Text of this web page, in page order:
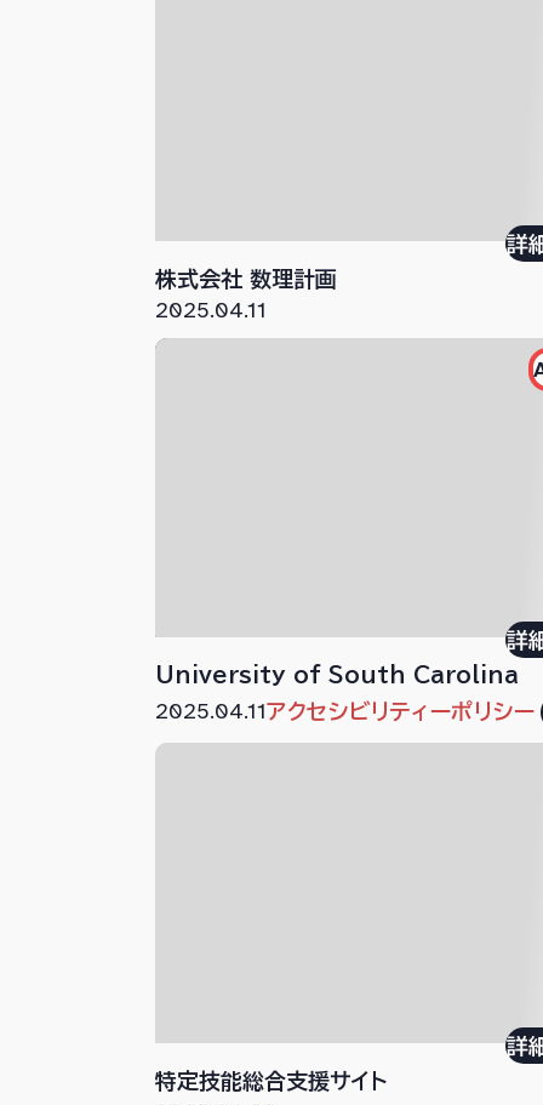
株式会社 数理計画
詳
2025.04.11
University of South Carolina
詳
2025.04.11アクセシビリティーポリシー
特定技能総合支援サイト
詳